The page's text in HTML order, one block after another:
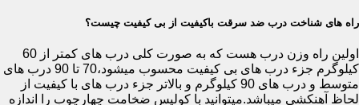
راه های شناخت درب ضد سرقت باکیفیت از بی کیفیت چیست؟
اولین راه وزن درب هست که به صورت کلی درب های کمتر از 60
کیلوگرم جزء درب های بی کیفیت محسوب میشود،70 تا 90 درب های
متوسط و درب های 90 کیلوگرم و بالاتر جزء درب های با کیفیت از
لحاظ آهنکشی میباشد.میتوانید با کولیس ضخامت چهارچوب را اندازه